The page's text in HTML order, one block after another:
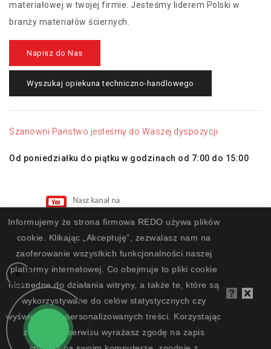
×
materiałowej w twojej firmie. Jesteśmy liderem Polski w
branży materiałów ściernych.
Napisz do Nas
Wyszukaj opiekuna techniczno-handlowego
Szanowni Państwo jesteśmy do Waszej dyspozycji
Od poniedziałku do piątku w godzinach od 7:00 do 15:00
REDO Systemy Przemysłowe © 2002 - 2026 | Wykonanie
projektu:
Silski.pl
Informujemy że strona firmowa REDO używa plików
cookie. Klikając „Akceptuję”, zezwalasz nam na
zaoferowanie wszystkich funkcjonalności naszej
platformy internetowej. Co obejmuje to pliki cookie
niezbędne do działania witryny, a także te, które są
wykorzystywane do celów statystycznych czy
wyświetlania spersonalizowanych treści. Korzystając
z naszego serwisu wyrażasz zgodę na zapis